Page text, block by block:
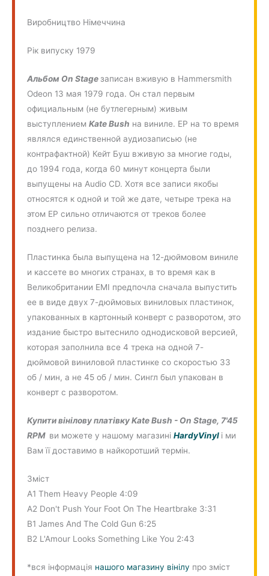
Виробництво Німеччина
Рік випуску 1979
Альбом On Stageзаписан вживую в Hammersmith
Odeon 13 мая 1979 года. Он стал первым
официальным (не бутлегерным) живым
выступлениемKate Bush на виниле. EP на то время
являлся единственной аудиозаписью (не
контрафактной) Кейт Буш вживую за многие годы,
до 1994 года, когда 60 минут концерта были
выпущены на Audio CD. Хотя все записи якобы
относятся к одной и той же дате, четыре трека на
этом EP сильно отличаются от треков более
позднего релиза.
Пластинка была выпущена на 12-дюймовом виниле
и кассете во многих странах, в то время как в
Великобритании EMI предпочла сначала выпустить
ее в виде двух 7-дюймовых виниловых пластинок,
упакованных в картонный конверт с разворотом, это
издание быстро вытеснило однодисковой версией,
которая заполнила все 4 трека на одной 7-
дюймовой виниловой пластинке со скоростью 33
об / мин, а не 45 об / мин. Сингл был упакован в
конверт с разворотом.
Купити вінілову платівку Kate Bush - On Stage, 7'45
RPM ви можете у нашому магазиніHardyVinyl і ми
Вам її доставимо в найкоротший термін.
Зміст
A1 Them Heavy People 4:09
A2 Don't Push Your Foot On The Heartbrake 3:31
B1 James And The Cold Gun 6:25
B2 L'Amour Looks Something Like You 2:43
*вся інформація нашого магазину вінілу про зміст